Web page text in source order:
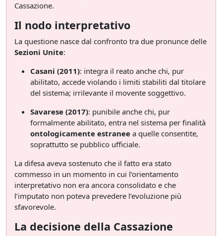
Cassazione.
Il nodo interpretativo
La questione nasce dal confronto tra due pronunce delle
Sezioni Unite:
Casani (2011): integra il reato anche chi, pur
abilitato, accede violando i limiti stabiliti dal titolare
del sistema; irrilevante il movente soggettivo.
Savarese (2017): punibile anche chi, pur
formalmente abilitato, entra nel sistema per finalità
ontologicamente estranee a quelle consentite,
soprattutto se pubblico ufficiale.
La difesa aveva sostenuto che il fatto era stato
commesso in un momento in cui l’orientamento
interpretativo non era ancora consolidato e che
l’imputato non poteva prevedere l’evoluzione più
sfavorevole.
La decisione della Cassazione